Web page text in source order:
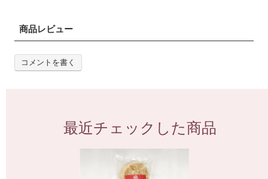
商品レビュー
コメントを書く
最近チェックした商品